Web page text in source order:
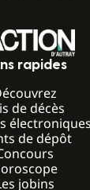
rapides
de décès
de dépôt
jobins